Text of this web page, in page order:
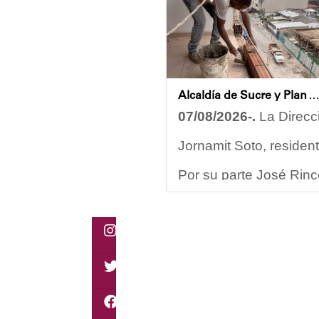
Alcaldía de Sucre y Plan Venezuela Renace iniciaron demolición de fachadas en Residencias Los Dos Caminos
07/08/2026-. La
Jornamit Soto,
Por su parte José